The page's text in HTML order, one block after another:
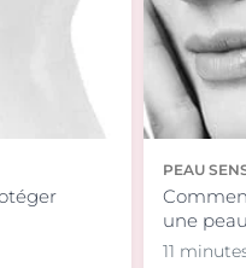
PEAU
une
11